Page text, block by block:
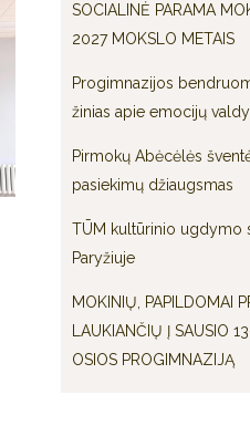
SOCIALINĖ PARAMA
2027 MOKSLO METAIS
Progimnazijos
žinias apie emocijų
Pirmokų Abėcėlės
pasiekimų džiaugsmas
TŪM kultūrinio ugdymo
Paryžiuje
MOKINIŲ, PAPILDOMAI
LAUKIANČIŲ Į SAUSIO
OSIOS PROGIMNAZIJĄ